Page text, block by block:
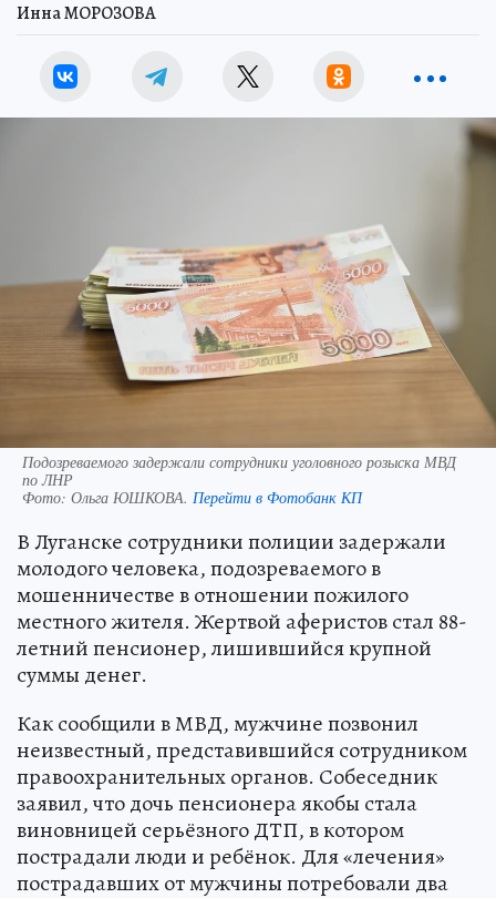
Инна МОРОЗОВА
Подозреваемого задержали сотрудники уголовного розыска МВД
по ЛНР
Фото: Ольга ЮШКОВА. Перейти в Фотобанк КП
В Луганске сотрудники полиции задержали
молодого человека, подозреваемого в
мошенничестве в отношении пожилого
местного жителя. Жертвой аферистов стал 88-
летний пенсионер, лишившийся крупной
суммы денег.
Как сообщили в МВД, мужчине позвонил
неизвестный, представившийся сотрудником
правоохранительных органов. Собеседник
заявил, что дочь пенсионера якобы стала
виновницей серьёзного ДТП, в котором
пострадали люди и ребёнок. Для «лечения»
пострадавших от мужчины потребовали два